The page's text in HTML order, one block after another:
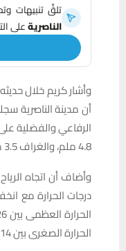
تلقَّ تنبيهات
الناصريةعلى
وأشار كريم خلال
الرفاعي والفضلية
4.8 ملم، والغراف 3.5 ملم من الأمطار.
وأضاف أن اتجاه
درجات الحرارة مع
الحرارة الصغرى بين 14 و16 درجة مئوية.